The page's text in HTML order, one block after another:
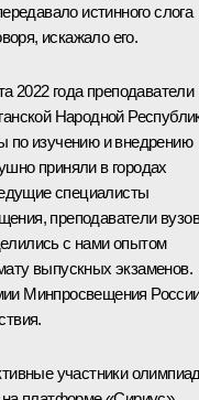
истинного слога
искажало его.
2022 года преподаватели
Народной
по изучению и внедрению
приняли в городах
специалисты
преподаватели вузов
с нами опытом
выпускных экзаменов.
Минпросвещения
участники